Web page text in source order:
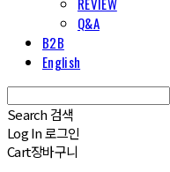
Q&A
B2B
English
Search 검색
Log In로그인
Cart장바구니